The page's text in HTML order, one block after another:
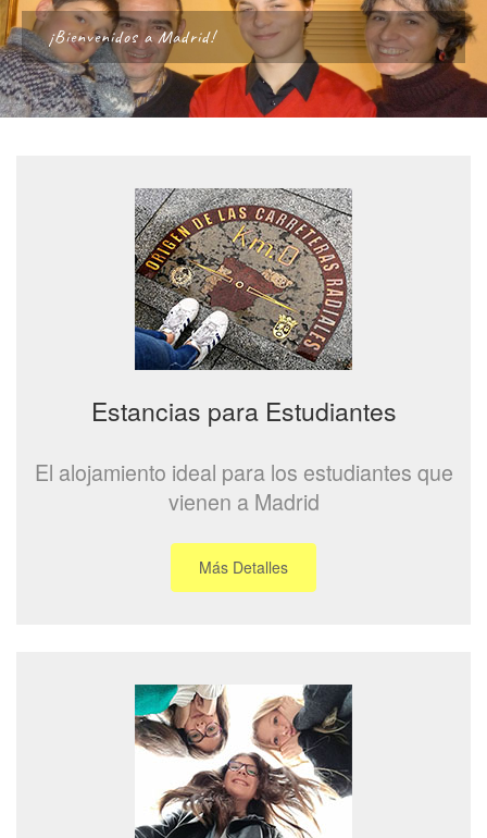
¡Bienvenidos a Madrid!
Estancias para Estudiantes
El alojamiento ideal para los estudiantes que
vienen a Madrid
Más Detalles